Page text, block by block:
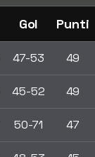
Gol Punti
47-53 49
45-52 49
50-71 47